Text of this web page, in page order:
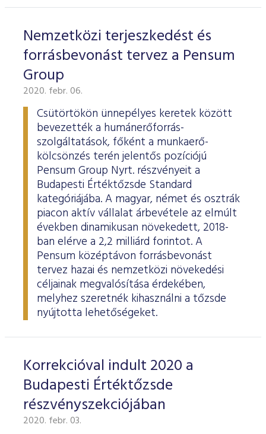
Nemzetközi terjeszkedést és
forrásbevonást tervez a Pensum
Group
2020. febr. 06.
Csütörtökön ünnepélyes keretek között
bevezették a humánerőforrás-
szolgáltatások, főként a munkaerő-
kölcsönzés terén jelentős pozíciójú
Pensum Group Nyrt. részvényeit a
Budapesti Értéktőzsde Standard
kategóriájába. A magyar, német és osztrák
piacon aktív vállalat árbevétele az elmúlt
években dinamikusan növekedett, 2018-
ban elérve a 2,2 milliárd forintot. A
Pensum középtávon forrásbevonást
tervez hazai és nemzetközi növekedési
céljainak megvalósítása érdekében,
melyhez szeretnék kihasználni a tőzsde
nyújtotta lehetőségeket.
Korrekcióval indult 2020 a
Budapesti Értéktőzsde
részvényszekciójában
2020. febr. 03.